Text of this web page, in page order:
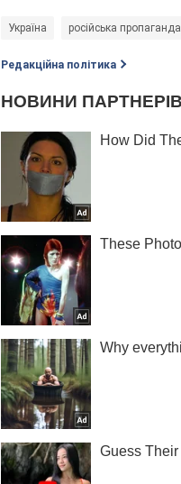
Україна російська пропаганда
Редакційна політика